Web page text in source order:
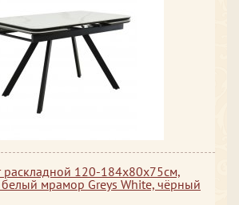
раскладной 120-184x80x75см,
белый мрамор Greys White, чёрный